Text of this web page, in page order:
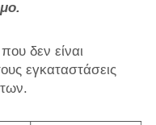
δεν είναι
εγκαταστάσεις